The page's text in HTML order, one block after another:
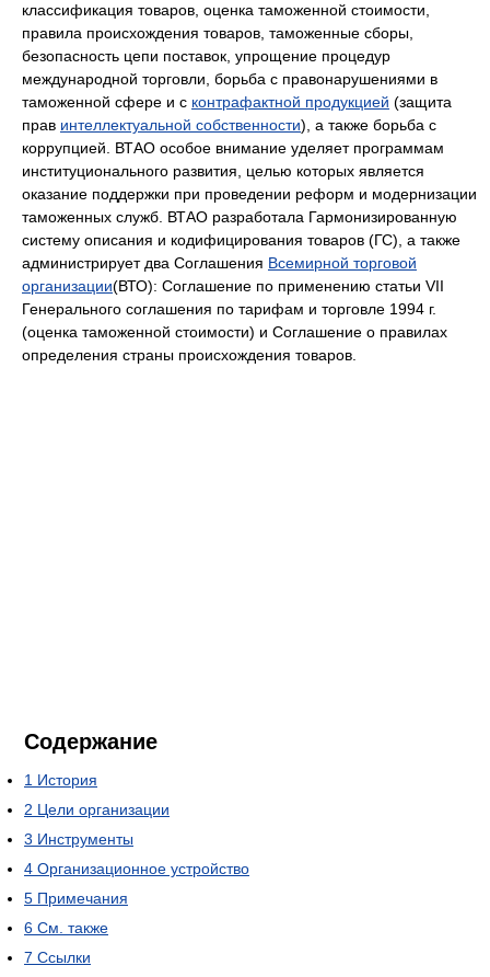
классификация товаров, оценка таможенной стоимости,
правила происхождения товаров, таможенные сборы,
безопасность цепи поставок, упрощение процедур
международной торговли, борьба с правонарушениями в
таможенной сфере и с контрафактной продукцией (защита
прав интеллектуальной собственности), а также борьба с
коррупцией. ВТАО особое внимание уделяет программам
институционального развития, целью которых является
оказание поддержки при проведении реформ и модернизации
таможенных служб. ВТАО разработала Гармонизированную
систему описания и кодифицирования товаров (ГС), а также
администрирует два Соглашения Всемирной торговой
организации(ВТО): Соглашение по применению статьи VII
Генерального соглашения по тарифам и торговле 1994 г.
(оценка таможенной стоимости) и Соглашение о правилах
определения страны происхождения товаров.
Содержание
1 История
2 Цели организации
3 Инструменты
4 Организационное устройство
5 Примечания
6 См. также
7 Ссылки